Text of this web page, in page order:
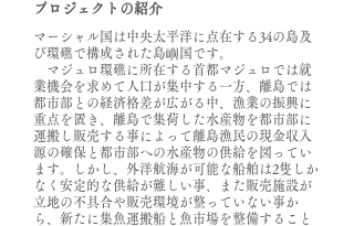
プロジェクトの紹介
マーシャル国は中央太平洋に点在する34の島及
び環礁で構成された島嶼国です。
マジュロ環礁に所在する首都マジュロでは就
業機会を求めて人口が集中する一方、離島では
都市部との経済格差が広がる中、漁業の振興に
重点を置き、離島で集荷した水産物を都市部に
運搬し販売する事によって離島漁民の現金収入
源の確保と都市部への水産物の供給を図ってい
ます。しかし、外洋航海が可能な船舶は2隻しか
なく安定的な供給が難しい事、また販売施設が
立地の不具合や販売環境が整っていない事か
ら、新たに集魚運搬船と魚市場を整備すること